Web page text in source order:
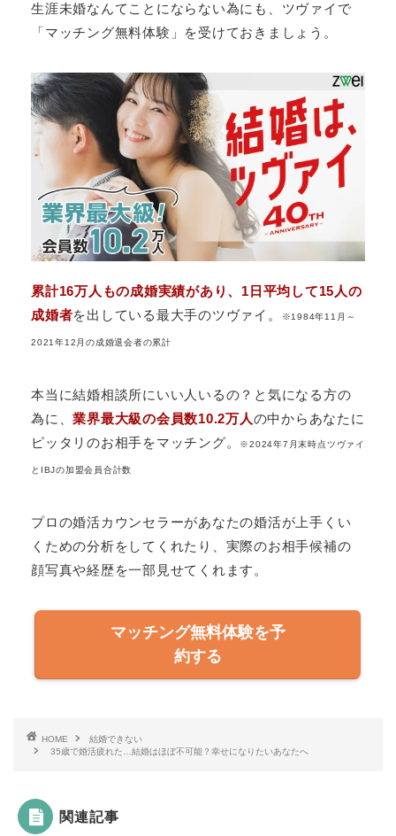
生涯未婚なんてことにならない為にも、ツヴァイで
「マッチング無料体験」を受けておきましょう。
累計16万人もの成婚実績があり、1日平均して15人の
成婚者を出している最大手のツヴァイ。 ※1984年11月～
2021年12月の成婚退会者の累計
本当に結婚相談所にいい人いるの？と気になる方の
為に、業界最大級の会員数10.2万人の中からあなたに
ピッタリのお相手をマッチング。
※2024年7月末時点ツヴァイ
とIBJの加盟会員合計数
プロの婚活カウンセラーがあなたの婚活が上手くい
くための分析をしてくれたり、実際のお相手候補の
顔写真や経歴を一部見せてくれます。
マッチング無料体験を予
約する
HOME
結婚できない
35歳で婚活疲れた…結婚はほぼ不可能？幸せになりたいあなたへ
関連記事